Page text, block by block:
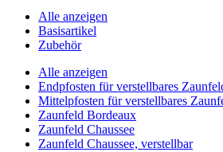
Alle anzeigen
Basisartikel
Zubehör
Alle anzeigen
Endpfosten für verstellbares
Mittelpfosten für verstellbares
Zaunfeld Bordeaux
Zaunfeld Chaussee
Zaunfeld Chaussee, verstellbar